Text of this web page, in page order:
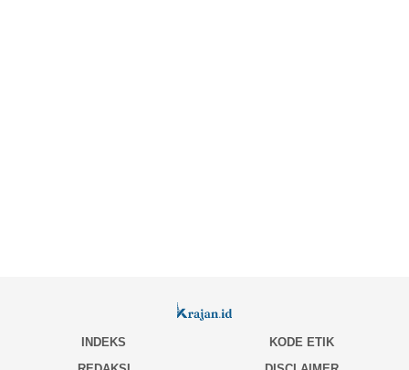
INDEKS
KODE ETIK